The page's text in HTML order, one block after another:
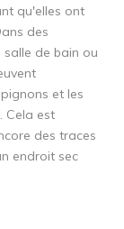
qu'elles ont
des
de bain ou
et les
Cela est
des traces
endroit sec